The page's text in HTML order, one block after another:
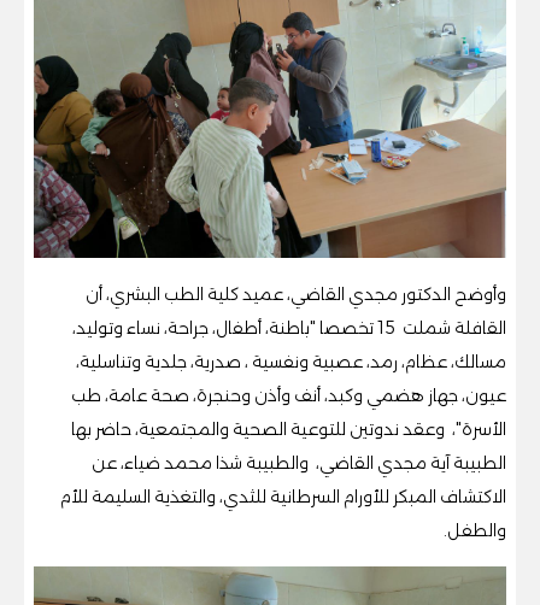
وأوضح الدكتور مجدي القاضي، عميد كلية الطب البشري، أن
القافلة شملت 15 تخصصا "باطنة، أطفال، جراحة، نساء وتوليد،
مسالك، عظام، رمد، عصبية ونفسية ، صدرية، جلدية وتناسلية،
عيون، جهاز هضمي وكبد، أنف وأذن وحنجرة، صحة عامة، طب
الأسرة"، وعقد ندوتين للتوعية الصحية والمجتمعية، حاضر بها
الطبيبة آية مجدي القاضي، والطبيبة شذا محمد ضياء، عن
الاكتشاف المبكر للأورام السرطانية للثدي، والتغذية السليمة للأم
والطفل.